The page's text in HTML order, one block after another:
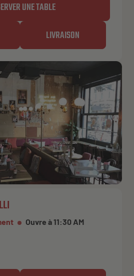
UNE TABLE
LIVRAISON
Ouvre à 11:30 AM